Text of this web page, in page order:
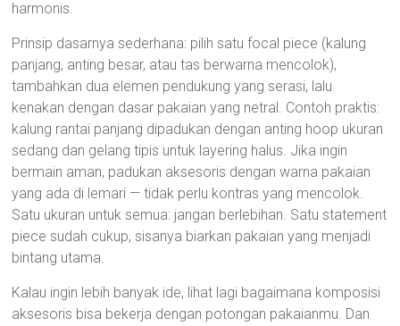
harmonis.
Prinsip dasarnya sederhana: pilih satu focal piece (kalung
panjang, anting besar, atau tas berwarna mencolok),
tambahkan dua elemen pendukung yang serasi, lalu
kenakan dengan dasar pakaian yang netral. Contoh praktis:
kalung rantai panjang dipadukan dengan anting hoop ukuran
sedang dan gelang tipis untuk layering halus. Jika ingin
bermain aman, padukan aksesoris dengan warna pakaian
yang ada di lemari — tidak perlu kontras yang mencolok.
Satu ukuran untuk semua: jangan berlebihan. Satu statement
piece sudah cukup, sisanya biarkan pakaian yang menjadi
bintang utama.
Kalau ingin lebih banyak ide, lihat lagi bagaimana komposisi
aksesoris bisa bekerja dengan potongan pakaianmu. Dan